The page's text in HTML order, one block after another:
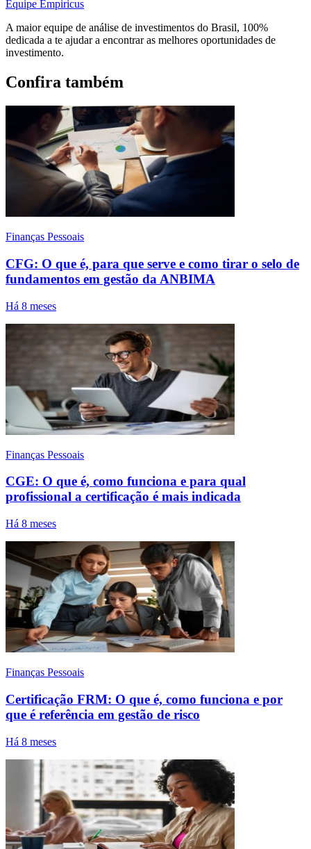
Equipe Empiricus
A maior equipe de análise de investimentos do Brasil, 100%
dedicada a te ajudar a encontrar as melhores oportunidades de
investimento.
Confira também
Finanças Pessoais
CFG: O que é, para que serve e como tirar o selo de
fundamentos em gestão da ANBIMA
Há 8 meses
Finanças Pessoais
CGE: O que é, como funciona e para qual
profissional a certificação é mais indicada
Há 8 meses
Finanças Pessoais
Certificação FRM: O que é, como funciona e por
que é referência em gestão de risco
Há 8 meses